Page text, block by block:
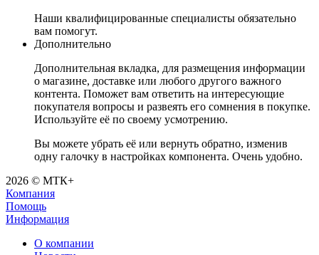
Наши квалифицированные специалисты обязательно
вам помогут.
Дополнительно
Дополнительная вкладка, для размещения информации
о магазине, доставке или любого другого важного
контента. Поможет вам ответить на интересующие
покупателя вопросы и развеять его сомнения в покупке.
Используйте её по своему усмотрению.
Вы можете убрать её или вернуть обратно, изменив
одну галочку в настройках компонента. Очень удобно.
2026 © МТК+
Компания
Помощь
Информация
О компании